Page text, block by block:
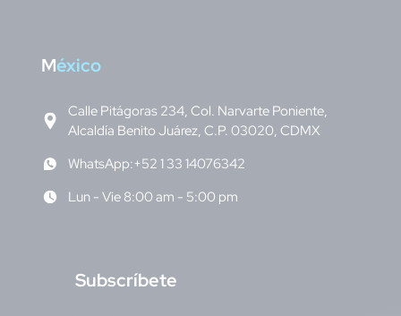
México
Calle Pitágoras 234, Col. Narvarte Poniente,
Alcaldía Benito Juárez, C.P. 03020, CDMX
WhatsApp:+52 1 33 14076342
Lun - Vie 8:00 am - 5:00 pm
Subscríbete